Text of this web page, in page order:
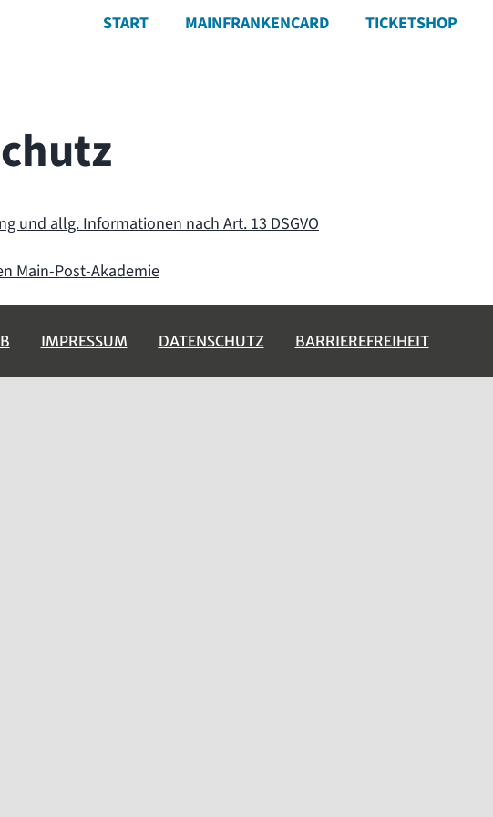
START MAINFRANKENCARD TICKETSHOP
und allg. Informationen nach Art. 13 DSGVO
Main-Post-Akademie
IMPRESSUM DATENSCHUTZ BARRIEREFREIHEIT